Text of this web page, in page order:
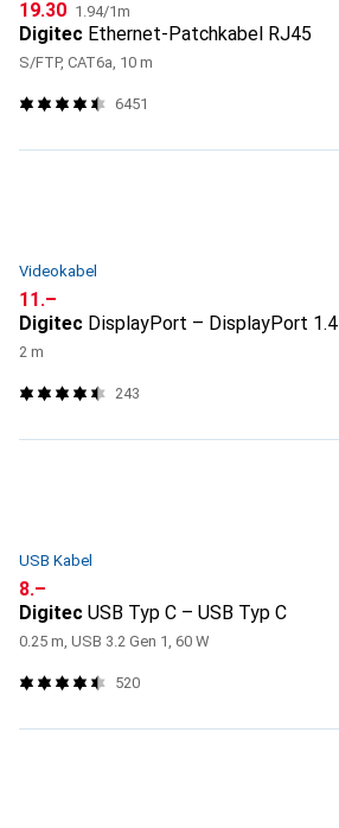
CHF
19.30 CHF
1.94/1m
Digitec Ethernet-Patchkabel RJ45
S/FTP, CAT6a, 10 m
6451
Videokabel
CHF
11.–
Digitec DisplayPort – DisplayPort 1.4
2 m
243
USB Kabel
CHF
8.–
Digitec USB Typ C – USB Typ C
0.25 m, USB 3.2 Gen 1, 60 W
520